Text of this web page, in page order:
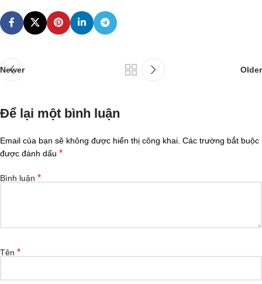
Newer Older
Để lại một bình luận
Email của bạn sẽ không được hiển thị công khai. Các trường bắt buộc
được đánh dấu *
Bình luận *
Tên *